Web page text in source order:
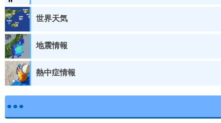
世界天気
地震情報
熱中症情報